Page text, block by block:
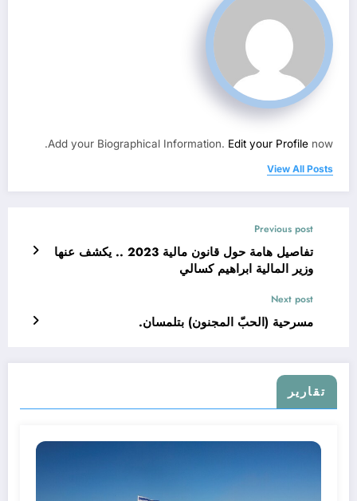
Add your Biographical Information. Edit your Profile now.
View All Posts
Previous post
تفاصيل هامة حول قانون مالية 2023 .. يكشف عنها
وزير المالية ابراهيم كسالي
Next post
مسرحية (الحبّ المجنون) بتلمسان.
تقارير